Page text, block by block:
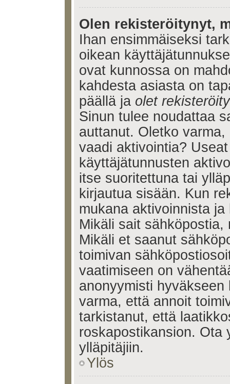
Olen rekisteröitynyt,
Ihan ensimmäiseksi
oikean
ovat kunnossa on
kahdesta asiasta on
päällä ja olet
Sinun tulee noudattaa
auttanut. Oletko
vaadi aktivointia?
käyttäjätunnusten
itse suoritettuna tai
kirjautua sisään. Kun
mukana aktivoinnista
Mikäli sait
Mikäli et saanut
toimivan
vaatimiseen on
anonyymisti
varma, että annoit
tarkistanut, että
roskapostikansion. Ota
ylläpitäjiin.
Ylös